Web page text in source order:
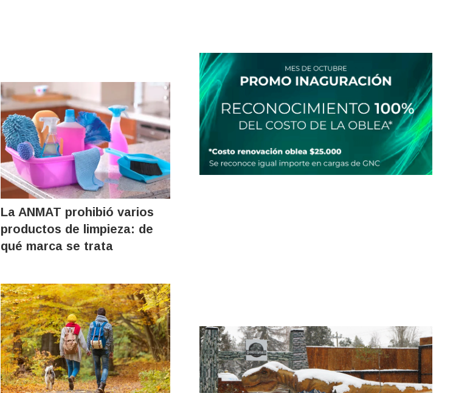
La ANMAT prohibió varios
productos de limpieza: de
qué marca se trata